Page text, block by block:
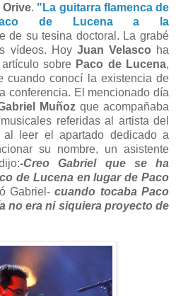
Orive. "La guitarra flamenca de
de Lucena a la
de su tesina doctoral. La grabé
vídeos. Hoy Juan Velasco ha
sobre Paco de Lucena,
cuando conocí la existencia de
conferencia. El mencionado día
Muñoz que acompañaba
referidas al artista del
leer el apartado dedicado a
su nombre, un asistente
-Creo Gabriel que se ha
de Lucena en lugar de Paco
Gabriel-cuando tocaba Paco
no era ni siquiera proyecto de